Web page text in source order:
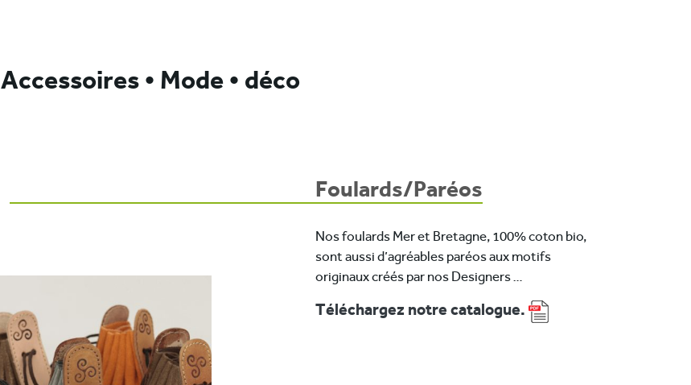
Accessoires • Mode • déco
Foulards/Paréos
Nos foulards Mer et Bretagne, 100% coton bio,
sont aussi d’agréables paréos aux motifs
originaux créés par nos Designers …
Téléchargez notre catalogue.